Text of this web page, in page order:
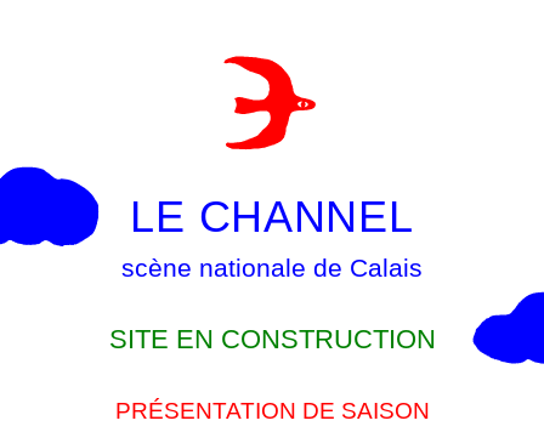
LE CHANNEL
scène nationale de Calais
SITE EN CONSTRUCTION
PRÉSENTATION DE SAISON